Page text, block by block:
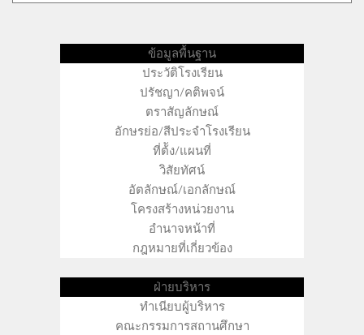
ข้อมูลพื้นฐาน
ประวัติโรงเรียน
ปรัชญา/คติพจน์
ตราสัญลักษณ์
อักษรย่อ/สีประจำโรงเรียน
ที่ต้ัง/แผนที่
วิสัยทัศน์
อัตลักษณ์/เอกลักษณ์
โครงสร้างหน่วยงาน
อำนาจหน้าที่
กฎหมายที่เกี่ยวข้อง
ฝ่ายบริหาร
ทำเนียบผู้บริหาร
คณะกรรมการสถานศึกษา